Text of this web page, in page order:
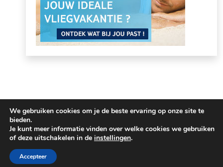
We gebruiken cookies om je de beste ervaring op onze site te
bieden.
Je kunt meer informatie vinden over welke cookies we gebruiken
of deze uitschakelen in de instellingen.
Accepteer